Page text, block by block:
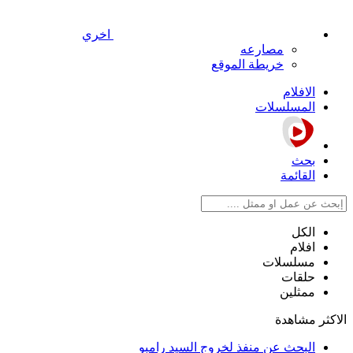
اخري
مصارعه
خريطة الموقع
الافلام
المسلسلات
بحث
القائمة
الكل
افلام
مسلسلات
حلقات
ممثلين
الاكثر مشاهدة
البحث عن منفذ لخروج السيد رامبو